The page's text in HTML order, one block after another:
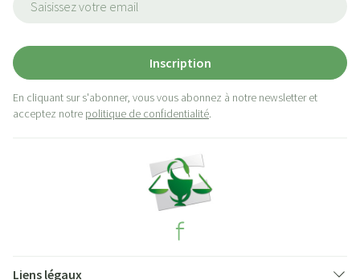
Inscription
En cliquant sur s'abonner, vous vous abonnez à notre newsletter et
acceptez notre politique de confidentialité.
Liens légaux